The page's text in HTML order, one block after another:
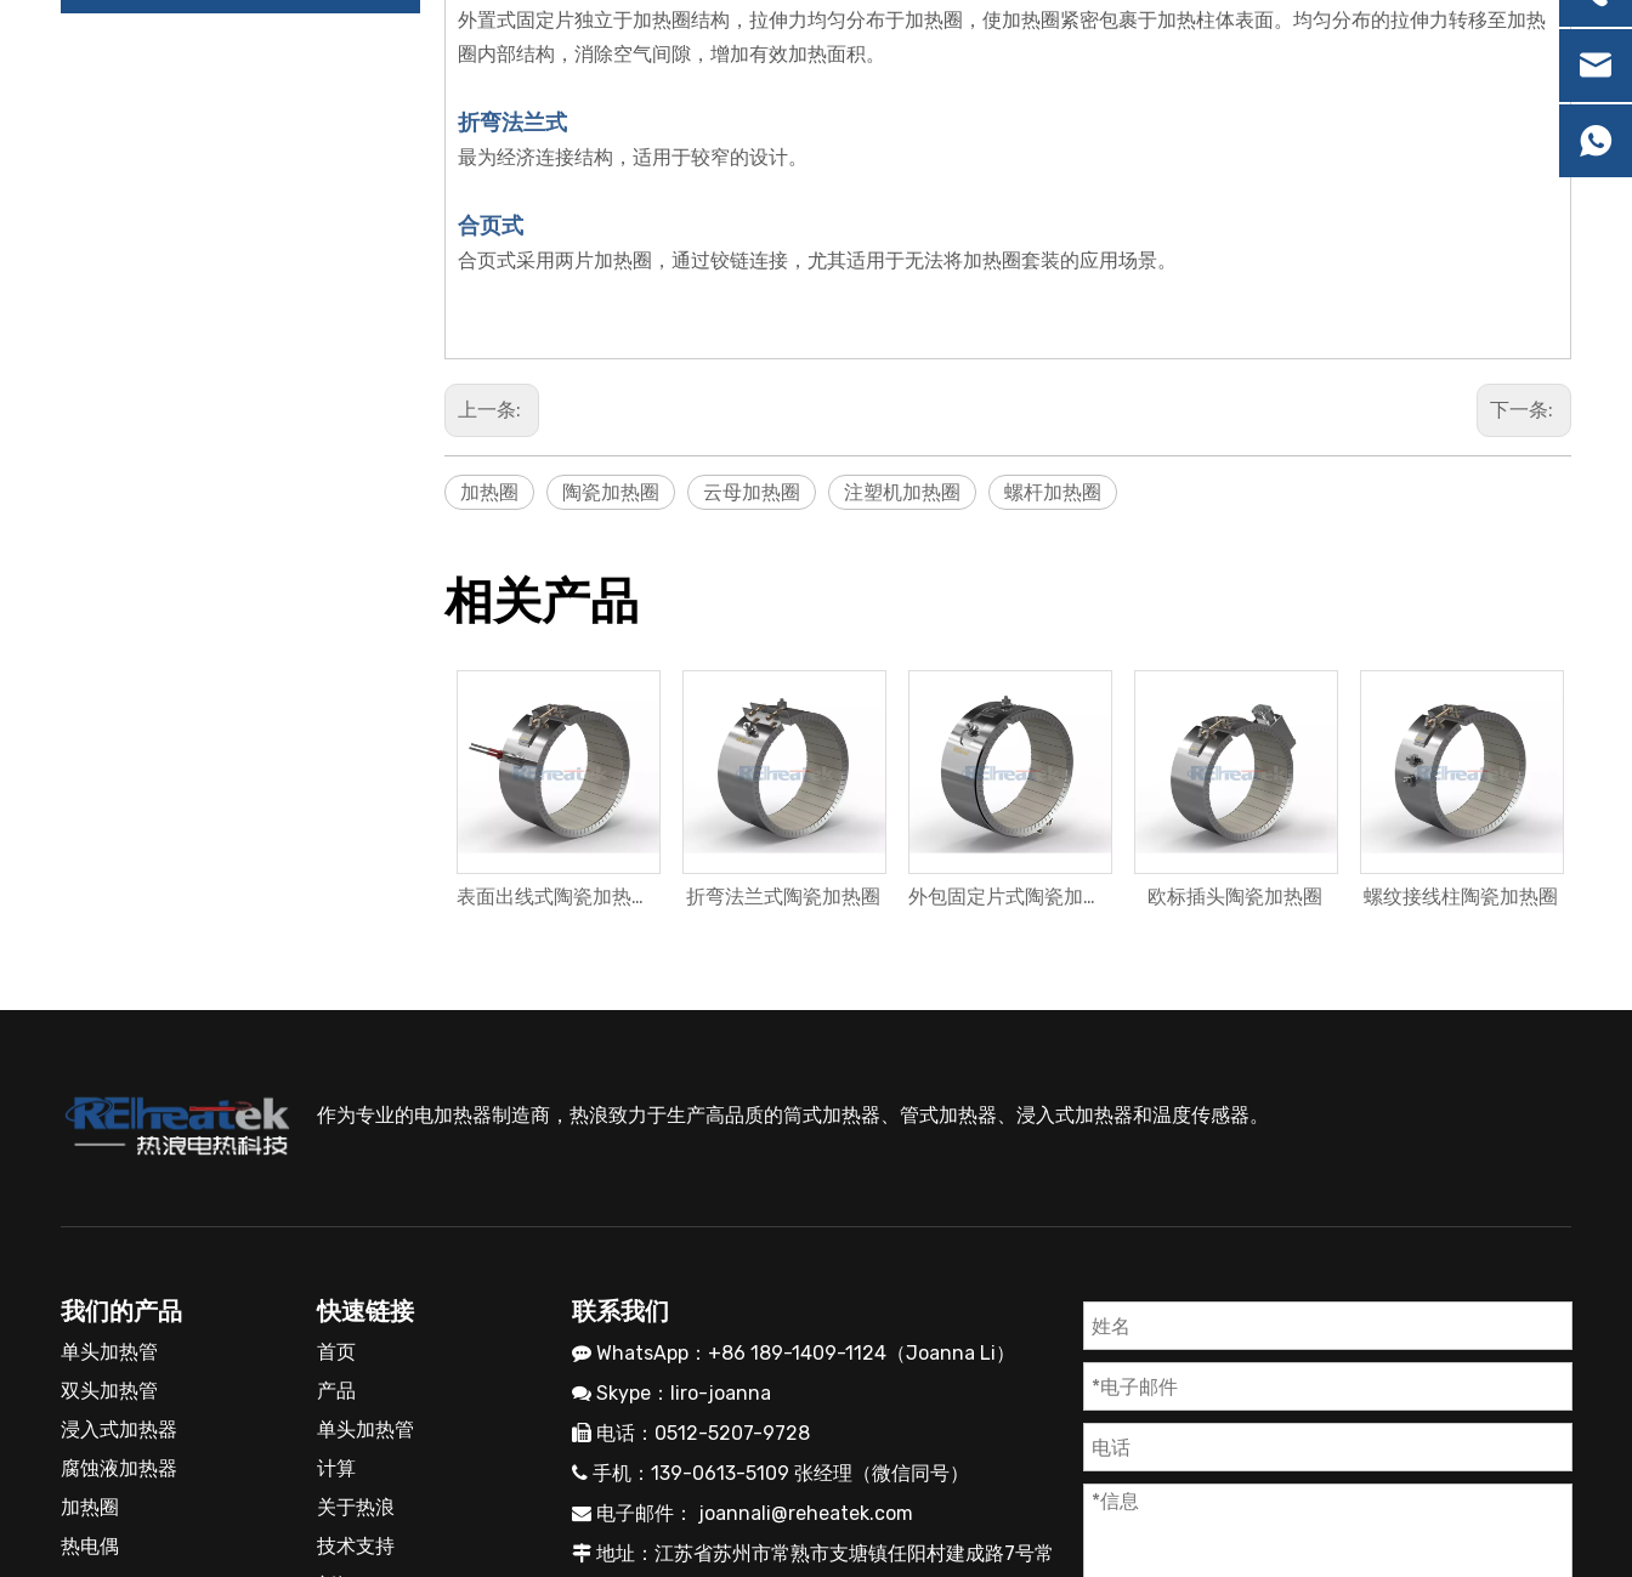
外置式固定片独立于加热圈结构，拉伸力均匀分布于加热圈，使加热圈紧密包裹于加热柱体表面。均匀分布的拉伸力转移至加热
圈内部结构，消除空气间隙，增加有效加热面积。
折弯法兰式
最为经济连接结构，适用于较窄的设计。
合页式
合页式采用两片加热圈，通过铰链连接，尤其适用于无法将加热圈套装的应用场景。
上一条: 下一条:
加热圈 陶瓷加热圈 云母加热圈 注塑机加热圈 螺杆加热圈
相关产品
表面出线式陶瓷加热圈加护套管 折弯法兰式陶瓷加热圈 外包固定片式陶瓷加热圈 欧标插头陶瓷加热圈 螺纹接线柱陶瓷加热圈
作为专业的电加热器制造商，热浪致力于生产高品质的筒式加热器、管式加热器、浸入式加热器和温度传感器。
我们的产品
单头加热管
双头加热管
浸入式加热器
腐蚀液加热器
加热圈
热电偶
快速链接
首页
产品
单头加热管
计算
关于热浪
技术支持
联系我们
 WhatsApp：+86 189-1409-1124（Joanna Li）
 Skype：liro-joanna
 电话：0512-5207-9728
 手机：139-0613-5109 张经理（微信同号）
 电子邮件： joannali@reheatek.com
 地址：江苏省苏州市常熟市支塘镇任阳村建成路7号常